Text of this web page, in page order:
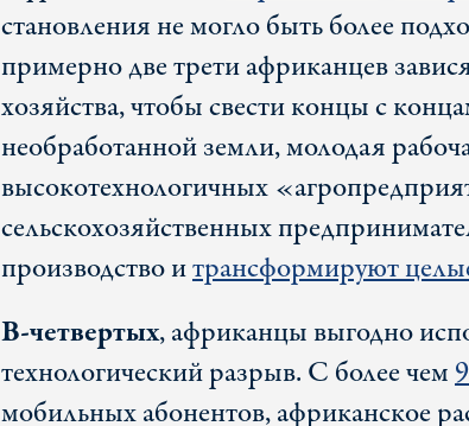
становления не могло быть более
примерно две трети африканцев
хозяйства, чтобы свести концы с
необработанной земли, молодая
высокотехнологичных
сельскохозяйственных
производство итрансформируют
В-четвертых, африканцы выгодно
технологический разрыв. С более чем
мобильных абонентов, африканское